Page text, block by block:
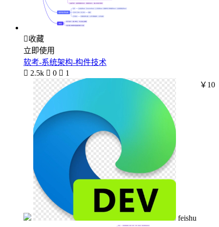
收藏
立即使用
软考-系统架构-构件技术
 2.5k  0  1
feishu
￥10